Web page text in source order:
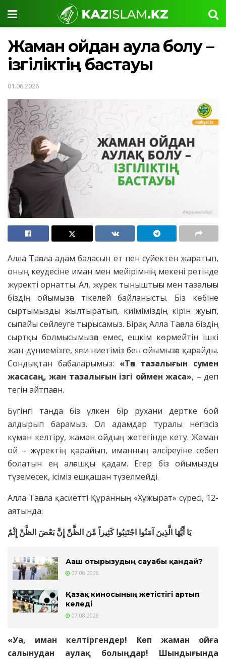
Жаман ойдан аулақ болу –
ізгіліктің бастауы
01.06.2026
Алла Тағала адам баласын ет пен сүйектен жаратып,
оның кеудесіне иман мен мейірімнің мекені ретінде
жүректі орнатты. Ал, жүрек тыныштығы мен тазалығы
біздің ойымызға тікелей байланысты. Біз көбіне
сыртымызды жылтыратып, киіміміздің кірін жуып,
сыпайы сөйлеуге тырысамыз. Бірақ Алла Тағала біздің
сыртқы болмысымызға емес, ешкім көрмейтін ішкі
жан-дүниемізге, яғни ниетіміз бен ойымызға қарайды.
Сондықтан бабаларымыз: «Тән тазалығын сумен
жасасаң, жан тазалығын ізгі оймен жаса», – деп
тегін айтпаған.
Бүгінгі таңда біз үлкен бір рухани дертке бой
алдырып барамыз. Ол адамдар туралы негізсіз
күмән келтіру, жаман ойдың жетегінде кету. Жаман
ой – жүректің қарайып, иманның әлсіреуіне себеп
болатын ең алғашқы қадам. Егер біз ойымызды
түземесек, ісіміз ешқашан түзелмейді.
Алла Тағала қасиетті Құранның «Хұжырат» сүресі, 12-
аятында:
يَا أَيُّهَا الَّذِينَ آمَنُوا اجْتَنِبُوا كَثِيراً مِّنَ الظَّنِّ إِنَّ بَعْضَ الظَّنِّ إِثْمٌ
Ағаш отырғызудың сауабы қандай?
07.08.2026
Қазақ киносының жетістігі артып
келеді
07.08.2026
«Уа, иман келтіргендер! Көп жаман ойға
салынудан аулақ болыңдар! Шындығында